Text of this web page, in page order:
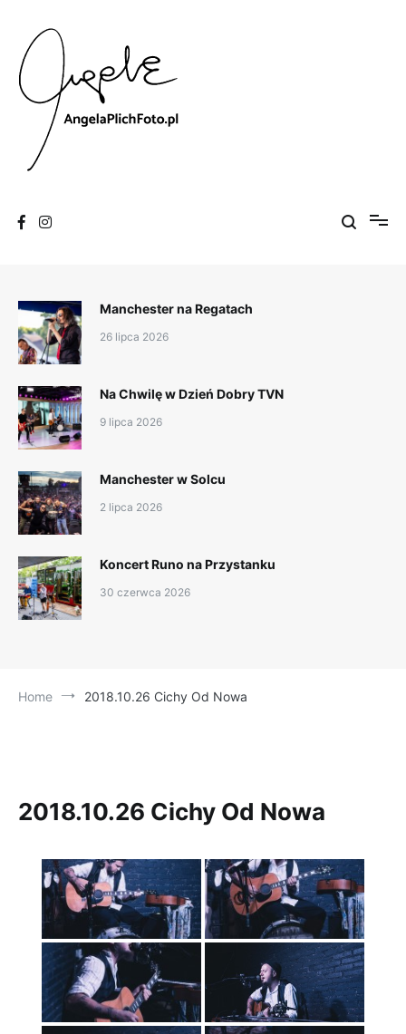
content
Manchester na Regatach
26 lipca 2026
Na Chwilę w Dzień Dobry TVN
9 lipca 2026
Manchester w Solcu
2 lipca 2026
Koncert Runo na Przystanku
30 czerwca 2026
Home 2018.10.26 Cichy Od Nowa
2018.10.26 Cichy Od Nowa